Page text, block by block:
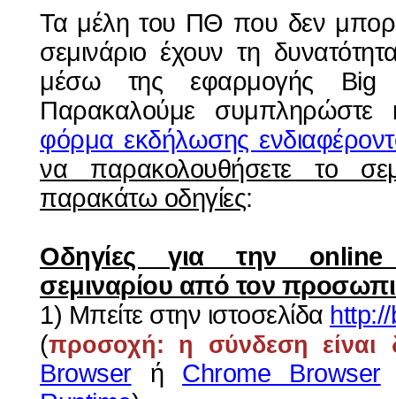
Τα μέλη του ΠΘ που δεν
σεμινάριο έχουν τη
μέσω της εφαρμογής
Παρακαλούμε συμπληρώστε
φόρμα εκδήλωσης
να παρακολουθήσετε το
παρακάτω οδηγίες:
Οδηγίες για την
σεμιναρίου από τον
1) Μπείτε στην ιστοσελίδα
(προσοχή: η σύνδεση είναι
Browserή Chrome Browser